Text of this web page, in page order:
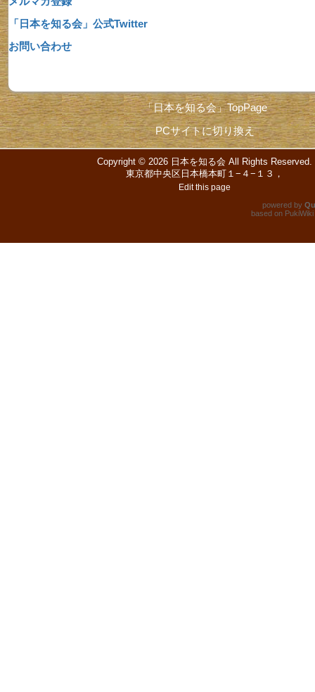
「日本を知る会」公式Twitter
お問い合わせ
「日本を知る会」TopPage
PCサイトに切り換え
Copyright © 2026 日本を知る会 All Rights Reserved.
東京都中央区日本橋本町１−４−１３，
Edit this page
powered by
based on PukiWiki